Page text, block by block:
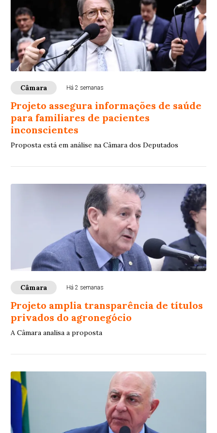
Câmara Há 2 semanas
Projeto assegura informações de saúde
para familiares de pacientes
inconscientes
Proposta está em análise na Câmara dos Deputados
Câmara Há 2 semanas
Projeto amplia transparência de títulos
privados do agronegócio
A Câmara analisa a proposta